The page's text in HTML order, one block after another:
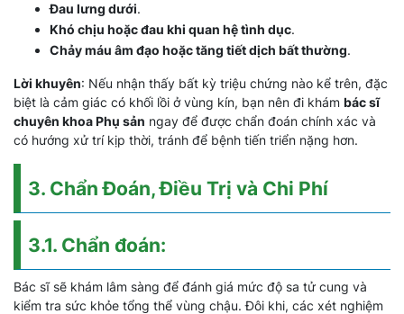
Đau lưng dưới.
Khó chịu hoặc đau khi quan hệ tình dục.
Chảy máu âm đạo hoặc tăng tiết dịch bất thường.
Lời khuyên: Nếu nhận thấy bất kỳ triệu chứng nào kể trên, đặc
biệt là cảm giác có khối lồi ở vùng kín, bạn nên đi khám bác sĩ
chuyên khoa Phụ sản ngay để được chẩn đoán chính xác và
có hướng xử trí kịp thời, tránh để bệnh tiến triển nặng hơn.
3. Chẩn Đoán, Điều Trị và Chi Phí
3.1. Chẩn đoán:
Bác sĩ sẽ khám lâm sàng để đánh giá mức độ sa tử cung và
kiểm tra sức khỏe tổng thể vùng chậu. Đôi khi, các xét nghiệm